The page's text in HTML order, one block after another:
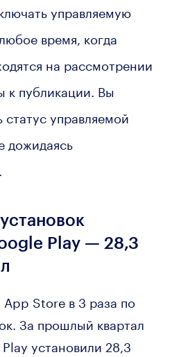
управляемую
время, когда
на рассмотрении
к публикации. Вы
управляемой
дожидаясь
Play — 28,3
App Store в 3 раза по
За прошлый квартал
установили 28,3